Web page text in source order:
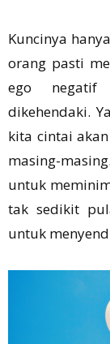
Kuncinya
orang pasti
ego negatif
dikehendaki.
kita cintai
masing-
untuk
tak sedikit
untuk